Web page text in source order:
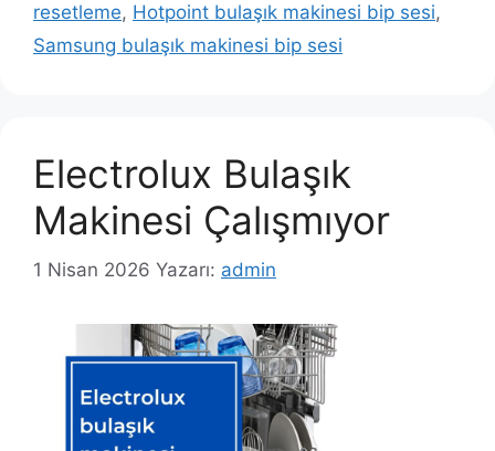
resetleme, Hotpoint bulaşık makinesi bip sesi,
Samsung bulaşık makinesi bip sesi
Electrolux Bulaşık
Makinesi Çalışmıyor
1 Nisan 2026 Yazarı: admin